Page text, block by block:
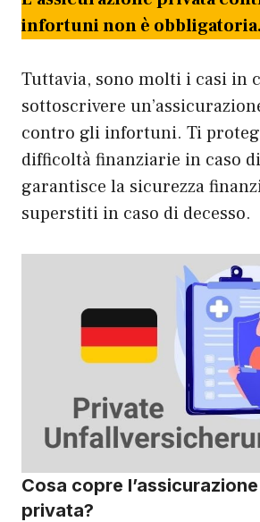
infortuni non è obbligatoria.
Tuttavia, sono molti i casi in
sottoscrivere
contro gli infortuni. Ti
difficoltà finanziarie in caso
garantisce la sicurezza
superstiti in caso di decesso.
Cosa copre
privata?